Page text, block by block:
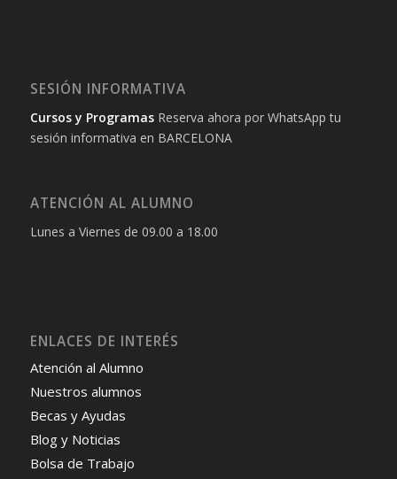
SESIÓN INFORMATIVA
Cursos y ProgramasReserva ahora por WhatsApp tu
sesión informativa en BARCELONA
ATENCIÓN AL ALUMNO
Lunes a Viernes de 09.00 a 18.00
ENLACES DE INTERÉS
Atención al Alumno
Nuestros alumnos
Becas y Ayudas
Blog y Noticias
Bolsa de Trabajo